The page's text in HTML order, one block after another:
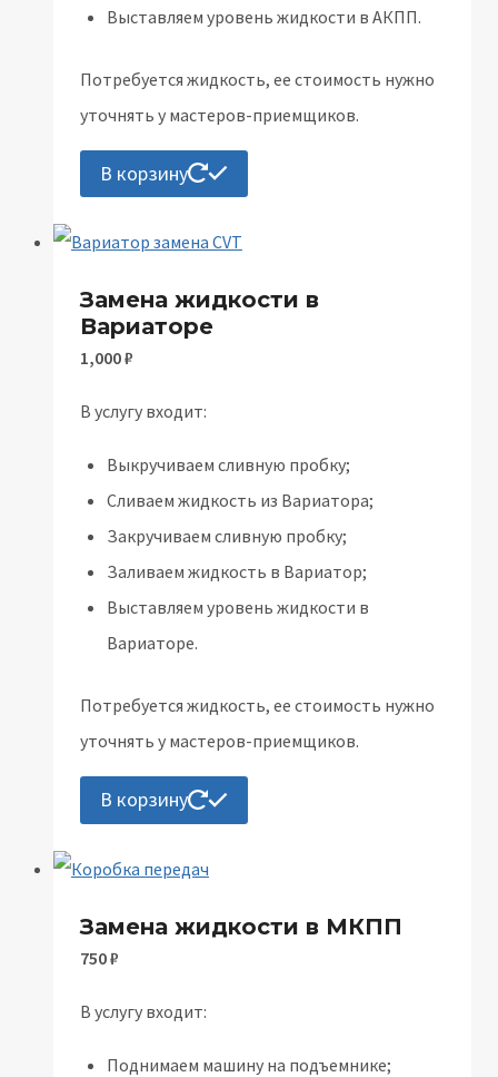
Выставляем уровень жидкости в АКПП.
Потребуется жидкость, ее стоимость нужно
уточнять у мастеров-приемщиков.
В корзину
Замена жидкости в
Вариаторе
1,000₽
В услугу входит:
Выкручиваем сливную пробку;
Сливаем жидкость из Вариатора;
Закручиваем сливную пробку;
Заливаем жидкость в Вариатор;
Выставляем уровень жидкости в
Вариаторе.
Потребуется жидкость, ее стоимость нужно
уточнять у мастеров-приемщиков.
В корзину
Замена жидкости в МКПП
750₽
В услугу входит:
Поднимаем машину на подъемнике;